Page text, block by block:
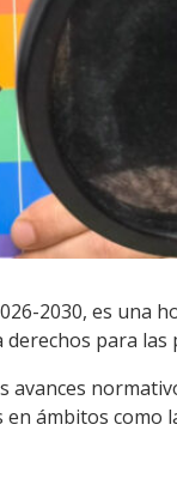
2030, es una
para las
avances
ámbitos como